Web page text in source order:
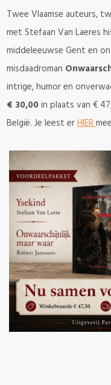
Twee Vlaamse auteurs,
met Stefaan Van Laeres
middeleeuwse Gent en
misdaadroman
intrige, humor en
€ 30,00in plaats van €
België. Je leest erHIER